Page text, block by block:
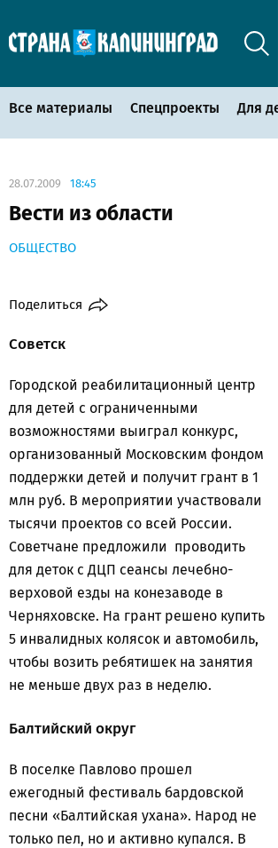
Все материалы Спецпроекты Для
28.07.2009 18:45
Вести из области
ОБЩЕСТВО
Поделиться
Советск
Городской реабилитационный центр
для детей с ограниченными
возможностями выиграл конкурс,
организованный Московским фондом
поддержки детей и получит грант в 1
млн руб. В мероприятии участвовали
тысячи проектов со всей России.
Советчане предложили проводить
для деток с ДЦП сеансы лечебно-
верховой езды на конезаводе в
Черняховске. На грант решено купить
5 инвалидных колясок и автомобиль,
чтобы возить ребятишек на занятия
не меньше двух раз в неделю.
Балтийский округ
В поселке Павлово прошел
ежегодный фестиваль бардовской
песни «Балтийская ухана». Народ не
только пел, но и активно купался. В